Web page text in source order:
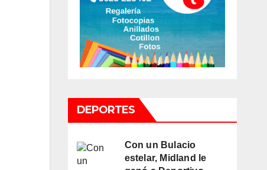
DEPORTES
Con un Bulacio
estelar, Midland le